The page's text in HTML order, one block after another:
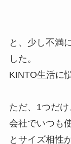
と、少し不満
した。
KINTO生活に
ただ、1つだけ
会社でいつも
とサイズ相性